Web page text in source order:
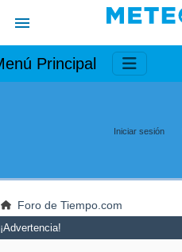
Principal
Iniciar sesión
Foro de Tiempo.com
¡Advertencia!